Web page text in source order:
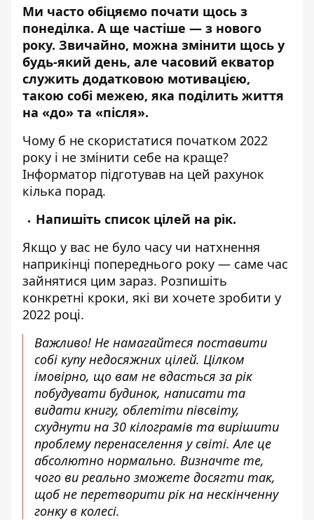
Ми часто обіцяємо почати щось з
понеділка. А ще частіше — з нового
року. Звичайно, можна змінити щось у
будь-який день, але часовий екватор
служить додатковою мотивацією,
такою собі межею, яка поділить життя
на «до» та «після».
Чому б не скористатися початком 2022
року і не змінити себе на краще?
Інформатор підготував на цей рахунок
кілька порад.
Напишіть список цілей на рік.
Якщо у вас не було часу чи натхнення
наприкінці попереднього року — саме час
зайнятися цим зараз. Розпишіть
конкретні кроки, які ви хочете зробити у
2022 році.
Важливо! Не намагайтеся поставити
собі купу недосяжних цілей. Цілком
імовірно, що вам не вдасться за рік
побудувати будинок, написати та
видати книгу, облетіти півсвіту,
схуднути на 30 кілограмів та вирішити
проблему перенаселення у світі. Але це
абсолютно нормально. Визначте те,
чого ви реально зможете досягти так,
щоб не перетворити рік на нескінченну
гонку в колесі.